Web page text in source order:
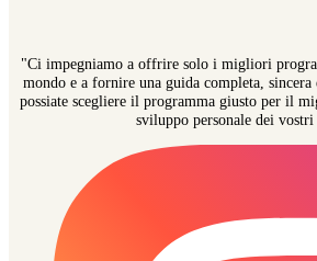
"Ci impegniamo a offrire solo i migliori
mondo e a fornire una guida completa, sincera
possiate scegliere il programma giusto per il
sviluppo personale dei